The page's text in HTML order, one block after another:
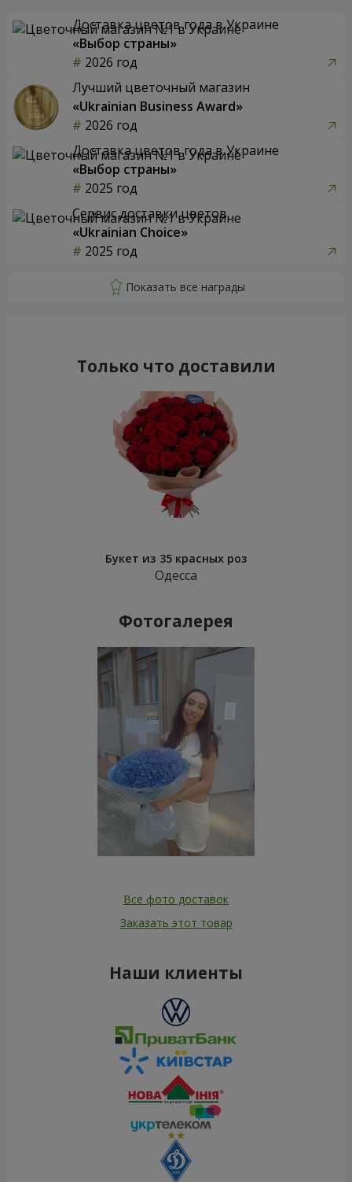
Доставка цветов года в Украине
«Выбор страны»
2026 год
Лучший цветочный магазин
«Ukrainian Business Award»
2026 год
Доставка цветов года в Украине
«Выбор страны»
2025 год
Сервис доставки цветов
«Ukrainian Choice»
2025 год
Только что доставили
Букет из 35 красных роз
Одесса
Фотогалерея
Все фото доставок
Заказать этот товар
Наши клиенты